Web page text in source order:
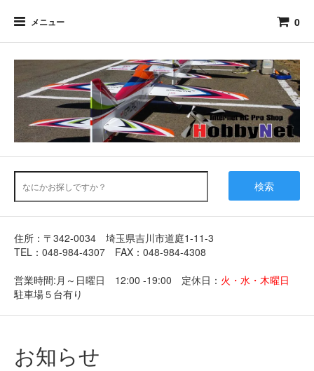
メニュー 0
検索
住所：〒342-0034 埼玉県吉川市道庭1-11-3
TEL：048-984-4307 FAX：048-984-4308
営業時間:月～日曜日 12:00 -19:00 定休日： 火・水・木曜日
駐車場５台有り
お知らせ